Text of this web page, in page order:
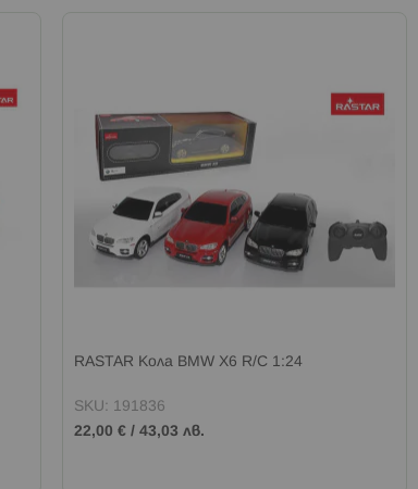
RASTAR Кола BMW X6 R/C 1:24
SKU: 191836
22,00 € /43,03 лв.